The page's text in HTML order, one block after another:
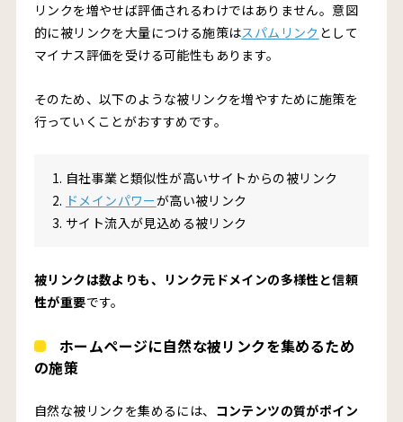
リンクを増やせば評価されるわけではありません。意図
的に被リンクを大量につける施策はスパムリンク として
マイナス評価を受ける可能性もあります。
そのため、以下のような被リンクを増やすために施策を
行っていくことがおすすめです。
自社事業と類似性が高いサイトからの被リンク
ドメインパワーが高い被リンク
サイト流入が見込める被リンク
被リンクは数よりも、リンク元ドメインの多様性と信頼
性が重要です。
ホームページに自然な被リンクを集めるため
の施策
自然な被リンクを集めるには、 コンテンツの質がポイン